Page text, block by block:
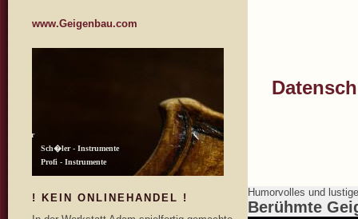
www.Geigenbau.com
! KEIN ONLINEHANDEL !
Humorvolles und
Berühmte